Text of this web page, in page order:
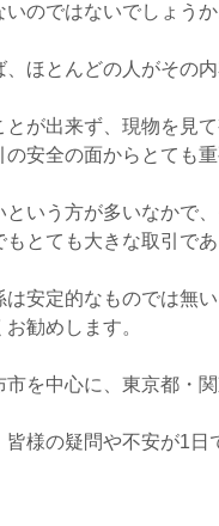
のではないでしょうか
ほとんどの人がその
が出来ず、現物を見
安全の面からとても重
いう方が多いなかで
とても大きな取引で
安定的なものでは無い
勧めします。
を中心に、東京都・
様の疑問や不安が1